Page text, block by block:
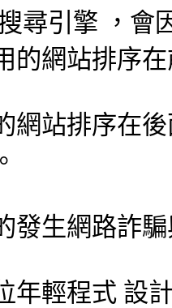
尋引擎 ，會
的網站排序
網站排序在
發生網路詐
年輕程式 設